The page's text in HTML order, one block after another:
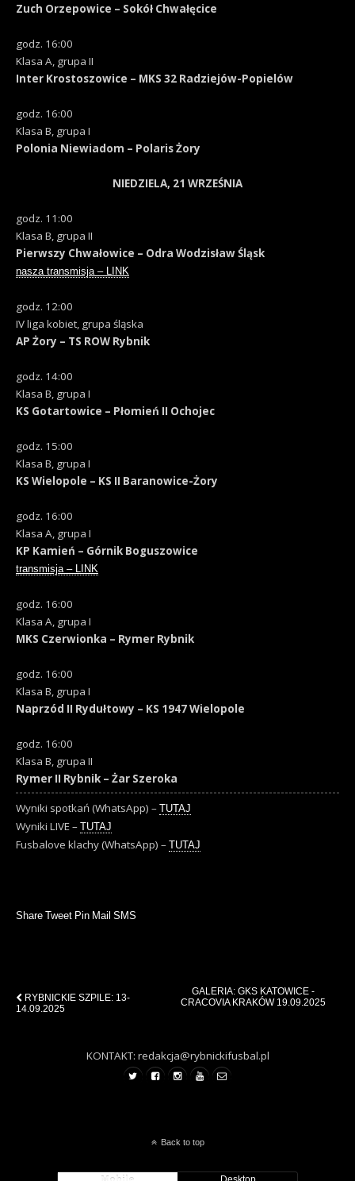
Zuch Orzepowice – Sokół Chwałęcice
godz. 16:00
Klasa A, grupa II
Inter Krostoszowice – MKS 32 Radziejów-Popielów
godz. 16:00
Klasa B, grupa I
Polonia Niewiadom – Polaris Żory
NIEDZIELA, 21 WRZEŚNIA
godz. 11:00
Klasa B, grupa II
Pierwszy Chwałowice – Odra Wodzisław Śląsk
nasza transmisja – LINK
godz. 12:00
IV liga kobiet, grupa śląska
AP Żory – TS ROW Rybnik
godz. 14:00
Klasa B, grupa I
KS Gotartowice – Płomień II Ochojec
godz. 15:00
Klasa B, grupa I
KS Wielopole – KS II Baranowice-Żory
godz. 16:00
Klasa A, grupa I
KP Kamień – Górnik Boguszowice
transmisja – LINK
godz. 16:00
Klasa A, grupa I
MKS Czerwionka – Rymer Rybnik
godz. 16:00
Klasa B, grupa I
Naprzód II Rydułtowy – KS 1947 Wielopole
godz. 16:00
Klasa B, grupa II
Rymer II Rybnik – Żar Szeroka
Wyniki spotkań (WhatsApp) – TUTAJ
Wyniki LIVE – TUTAJ
Fusbalove klachy (WhatsApp) – TUTAJ
Share Tweet Pin Mail SMS
RYBNICKIE SZPILE: 13-
14.09.2025
GALERIA: GKS KATOWICE -
CRACOVIA KRAKÓW 19.09.2025
KONTAKT: redakcja@rybnickifusbal.pl
Back to top